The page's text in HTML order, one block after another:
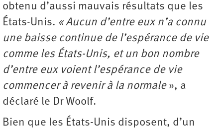
obtenu d’aussi mauvais résultats que les
États-Unis. « Aucun d’entre eux n’a connu
une baisse continue de l’espérance de vie
comme les États-Unis, et un bon nombre
d’entre eux voient l’espérance de vie
commencer à revenir à la normale », a
déclaré le Dr Woolf.
Bien que les États-Unis disposent, d’un